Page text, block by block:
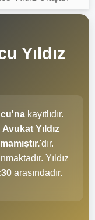
Yıldız
kayıtlıdır.
Avukat Yıldız
'dır.
Yıldız
arasındadır.